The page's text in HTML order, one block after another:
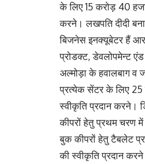
के लिए 15 करोड़ 40
करने। लखपति दीदी
बिजनेस इनक्यूबेटर हैं
प्रोडक्ट, डेवलोपमेन्ट
अल्मोड़ा के हवालबाग व
प्रत्येक सेंटर के लिए 25
स्वीकृति प्रदान करने।
कीपरों हेतु प्रथम चरण
बुक कीपरों हेतु टैबलेट
की स्वीकृति प्रदान